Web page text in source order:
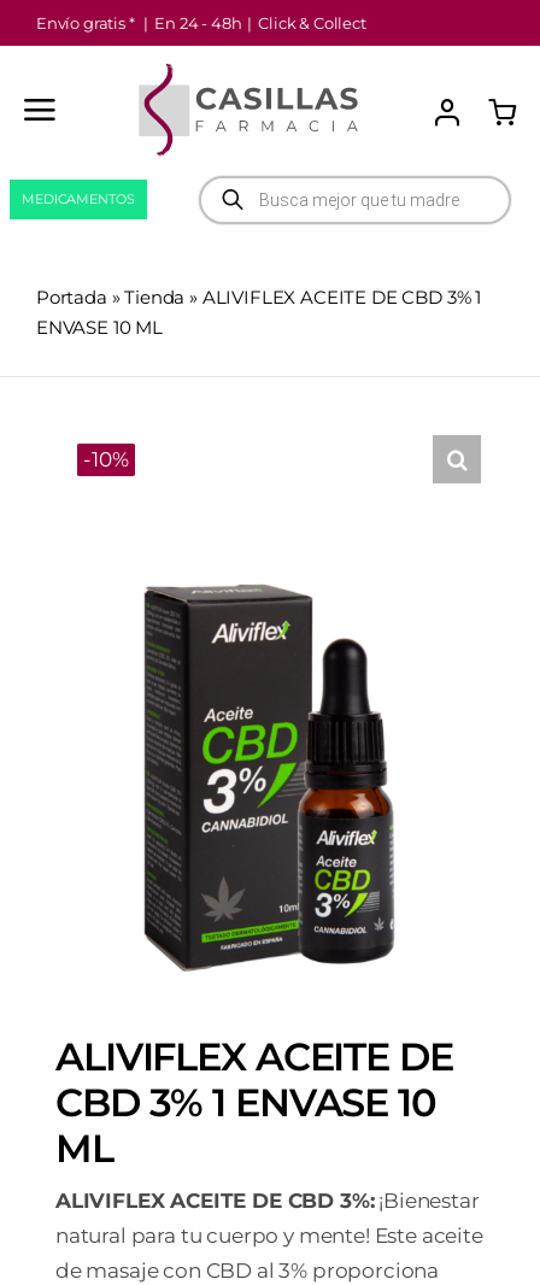
Saltar
al
Envío gratis * | En 24 - 48h | Click & Collect
Búsqueda
de
productos
MEDICAMENTOS
Portada »Tienda » ALIVIFLEX ACEITE DE CBD 3% 1
ENVASE 10 ML
-10%
ALIVIFLEX ACEITE DE
CBD 3% 1 ENVASE 10
ML
ALIVIFLEX ACEITE DE CBD 3%:¡Bienestar
natural para tu cuerpo y mente! Este aceite
de masaje con CBD al 3% proporciona